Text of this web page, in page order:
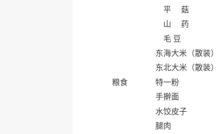
平 菇
山 药
毛 豆
粮食
东海大米（散装）
东北大米（散装）
特一粉
手擀面
水饺皮子
腿肉